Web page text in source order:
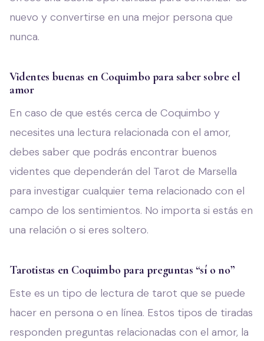
nuevo y convertirse en una mejor persona que
nunca.
Videntes buenas en Coquimbo para saber sobre el
amor
En caso de que estés cerca de Coquimbo y
necesites una lectura relacionada con el amor,
debes saber que podrás encontrar buenos
videntes que dependerán del Tarot de Marsella
para investigar cualquier tema relacionado con el
campo de los sentimientos. No importa si estás en
una relación o si eres soltero.
Tarotistas en Coquimbo para preguntas “sí o no”
Este es un tipo de lectura de tarot que se puede
hacer en persona o en línea. Estos tipos de tiradas
responden preguntas relacionadas con el amor, la